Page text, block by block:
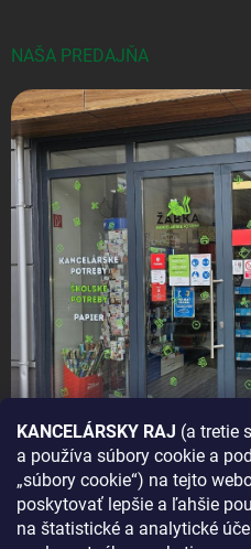
KANCELÁRSKY RAJ (a tretie
a používa súbory cookie a
„súbory cookie“) na tejto
poskytovať lepšie a ľahšie
na štatistické a analytické
NAŠA PREDAJŇA
AKO SA K NÁM DOSTANETE?